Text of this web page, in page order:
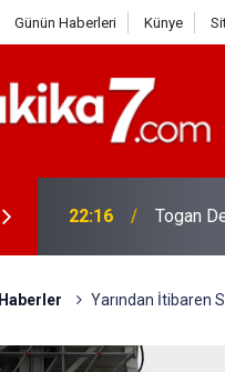
Günün Haberleri Künye
22:16 Togan
Haberler Yarından İtibaren